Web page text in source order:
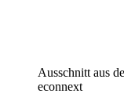
Ausschnitt aus
econnext